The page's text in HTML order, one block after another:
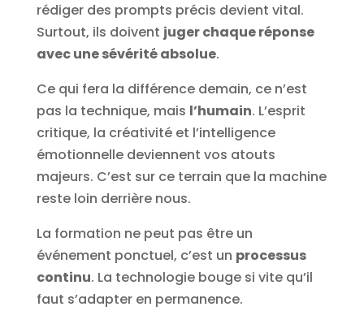
rédiger des prompts précis devient vital.
Surtout, ils doivent juger chaque réponse
avec une sévérité absolue.
Ce qui fera la différence demain, ce n’est
pas la technique, mais l’humain. L’esprit
critique, la créativité et l’intelligence
émotionnelle deviennent vos atouts
majeurs. C’est sur ce terrain que la machine
reste loin derrière nous.
La formation ne peut pas être un
événement ponctuel, c’est un processus
continu. La technologie bouge si vite qu’il
faut s’adapter en permanence.